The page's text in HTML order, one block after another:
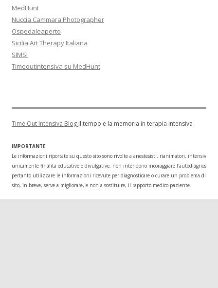
MedHunt
Nuccia Cammara Photographer
Ospedaleaperto
Sicilia Art Therapy Italiana
SIMSI
Timeoutintensiva su MedHunt
Time Out Intensiva Blog il tempo e la memoria in terapia intensiva
IMPORTANTE
Le informazioni riportate su questo sito sono rivolte a anestesisti, rianimatori,
unicamente finalità educative e divulgative, non intendono incoraggiare l'autodiagnosi o
pertanto utilizzare le informazioni ricevute per diagnosticare o curare un problema di
sito, in breve, serve a migliorare, e non a sostituire, il rapporto medico-paziente.